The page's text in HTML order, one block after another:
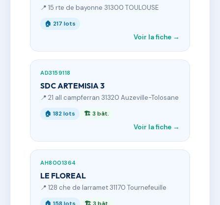
📍 15 rte de bayonne 31300 TOULOUSE
🏠 217 lots
Voir la fiche →
AD3159118
SDC ARTEMISIA 3
📍 21 all campferran 31320 Auzeville-Tolosane
🏠 182 lots 🏗 3 bât.
Voir la fiche →
AH8001364
LE FLOREAL
📍 128 che de larramet 31170 Tournefeuille